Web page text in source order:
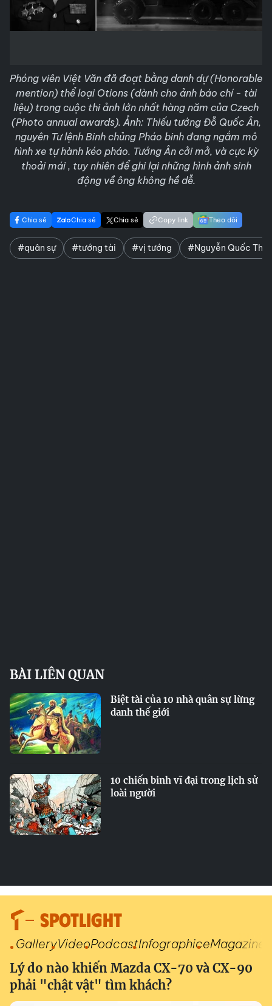
Phóng viên Việt Văn đã đoạt bằng danh dự (Honorable
mention) thể loại Otions (dành cho ảnh báo chí - tài
liệu) trong cuộc thi ảnh lớn nhất hàng năm của Czech
(Photo annual awards). Ảnh: Thiếu tướng Đỗ Quốc Ân,
nguyên Tư lệnh Binh chủng Pháo binh đang ngắm mô
hình xe tự hành kéo pháo. Tướng Ân cởi mở, và cực kỳ
thoải mái , tuy nhiên để ghi lại những hình ảnh sinh
động về ông không hề dễ.
Chia sẻ Chia sẻ Chia sẻ Copy link Theo dõi
#quân sự #tướng tài #vị tướng #Nguyễn Quốc
BÀI LIÊN QUAN
Biệt tài của 10 nhà quân sự lừng
danh thế giới
10 chiến binh vĩ đại trong lịch sử
loài người
SPOTLIGHT
GalleryVideoPodcastInfographiceMagazine
Lý do nào khiến Mazda CX-70 và CX-90
phải "chật vật" tìm khách?